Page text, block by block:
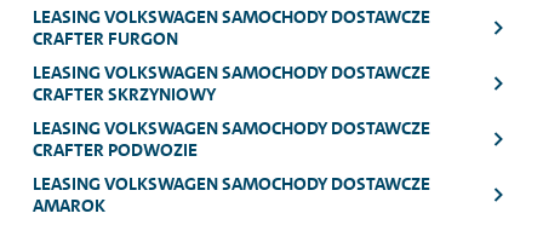
LEASING VOLKSWAGEN SAMOCHODY DOSTAWCZE
CRAFTER FURGON
LEASING VOLKSWAGEN SAMOCHODY DOSTAWCZE
CRAFTER SKRZYNIOWY
LEASING VOLKSWAGEN SAMOCHODY DOSTAWCZE
CRAFTER PODWOZIE
LEASING VOLKSWAGEN SAMOCHODY DOSTAWCZE
AMAROK